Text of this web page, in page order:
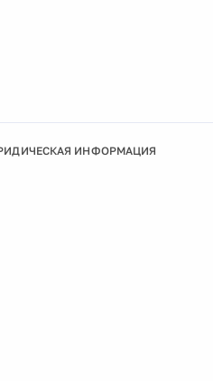
ИНФОРМАЦИЯ